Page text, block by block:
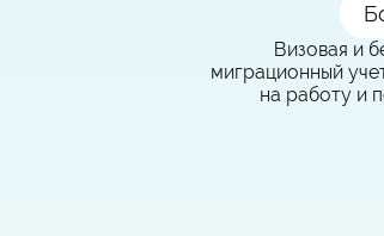
Визовая и
миграционный
на работу и